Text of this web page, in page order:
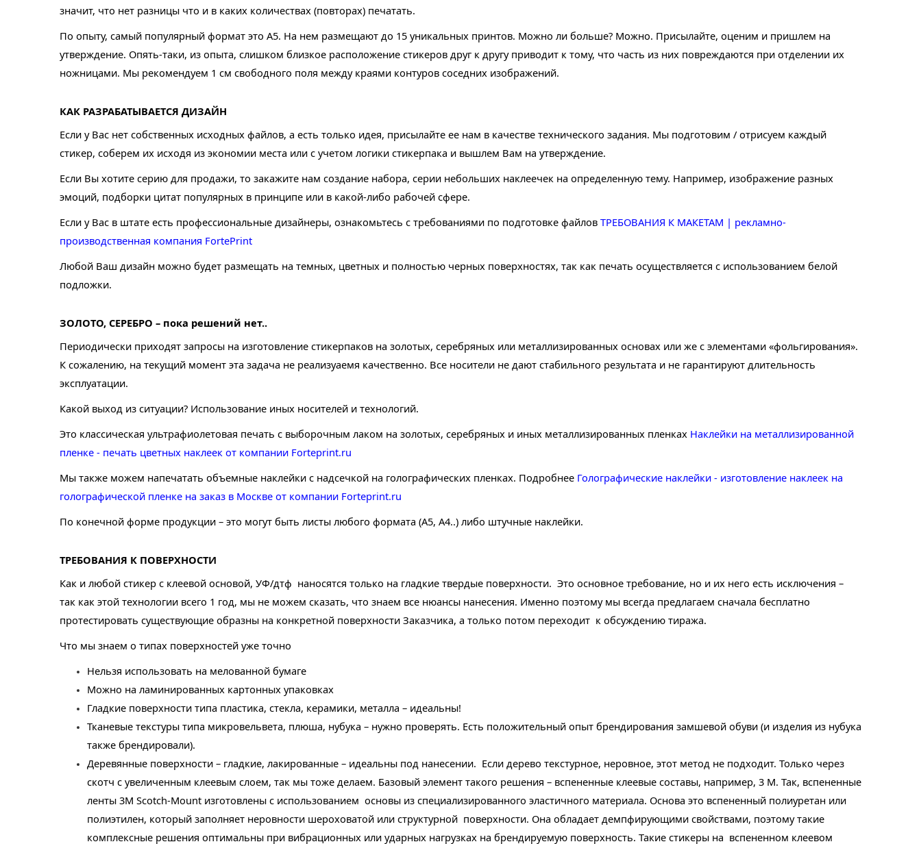
значит, что нет разницы что и в каких количествах (повторах) печатать.
По опыту, самый популярный формат это А5. На нем размещают до 15 уникальных принтов. Можно ли больше? Можно. Присылайте, оценим и пришлем на
утверждение. Опять-таки, из опыта, слишком близкое расположение стикеров друг к другу приводит к тому, что часть из них повреждаются при отделении их
ножницами. Мы рекомендуем 1 см свободного поля между краями контуров соседних изображений.
КАК РАЗРАБАТЫВАЕТСЯ ДИЗАЙН
Если у Вас нет собственных исходных файлов, а есть только идея, присылайте ее нам в качестве технического задания. Мы подготовим / отрисуем каждый
стикер, соберем их исходя из экономии места или с учетом логики стикерпака и вышлем Вам на утверждение.
Если Вы хотите серию для продажи, то закажите нам создание набора, серии небольших наклеечек на определенную тему. Например, изображение разных
эмоций, подборки цитат популярных в принципе или в какой-либо рабочей сфере.
Если у Вас в штате есть профессиональные дизайнеры, ознакомьтесь с требованиями по подготовке файлов ТРЕБОВАНИЯ К МАКЕТАМ | рекламно-
производственная компания FortePrint
Любой Ваш дизайн можно будет размещать на темных, цветных и полностью черных поверхностях, так как печать осуществляется с использованием белой
подложки.
ЗОЛОТО, СЕРЕБРО – пока решений нет..
Периодически приходят запросы на изготовление стикерпаков на золотых, серебряных или металлизированных основах или же с элементами «фольгирования».
К сожалению, на текущий момент эта задача не реализуаемя качественно. Все носители не дают стабильного результата и не гарантируют длительность
эксплуатации.
Какой выход из ситуации? Использование иных носителей и технологий.
Это классическая ультрафиолетовая печать с выборочным лаком на золотых, серебряных и иных металлизированных пленках Наклейки на металлизированной
пленке - печать цветных наклеек от компании Forteprint.ru
Мы также можем напечатать объемные наклейки с надсечкой на голографических пленках. Подробнее Голографические наклейки - изготовление наклеек на
голографической пленке на заказ в Москве от компании Forteprint.ru
По конечной форме продукции – это могут быть листы любого формата (А5, А4..) либо штучные наклейки.
ТРЕБОВАНИЯ К ПОВЕРХНОСТИ
Как и любой стикер с клеевой основой, УФ/дтф наносятся только на гладкие твердые поверхности. Это основное требование, но и их него есть исключения –
так как этой технологии всего 1 год, мы не можем сказать, что знаем все нюансы нанесения. Именно поэтому мы всегда предлагаем сначала бесплатно
протестировать существующие образны на конкретной поверхности Заказчика, а только потом переходит к обсуждению тиража.
Что мы знаем о типах поверхностей уже точно
Нельзя использовать на мелованной бумаге
Можно на ламинированных картонных упаковках
Гладкие поверхности типа пластика, стекла, керамики, металла – идеальны!
Тканевые текстуры типа микровельвета, плюша, нубука – нужно проверять. Есть положительный опыт брендирования замшевой обуви (и изделия из нубука
также брендировали).
Деревянные поверхности – гладкие, лакированные – идеальны под нанесении. Если дерево текстурное, неровное, этот метод не подходит. Только через
скотч с увеличенным клеевым слоем, так мы тоже делаем. Базовый элемент такого решения – вспененные клеевые составы, например, 3 М. Так, вспененные
ленты 3M Scotch-Mount изготовлены с использованием основы из специализированного эластичного материала. Основа это вспененный полиуретан или
полиэтилен, который заполняет неровности шероховатой или структурной поверхности. Она обладает демпфирующими свойствами, поэтому такие
комплексные решения оптимальны при вибрационных или ударных нагрузках на брендируемую поверхность. Такие стикеры на вспененном клеевом